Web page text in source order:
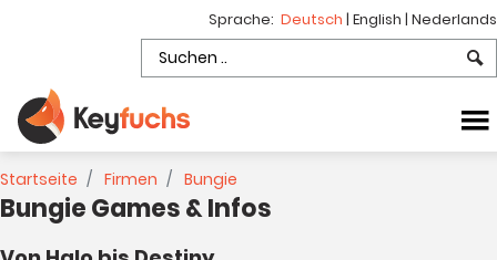
Sprache: Deutsch | English | Nederlands
Startseite Firmen Bungie
Bungie Games & Infos